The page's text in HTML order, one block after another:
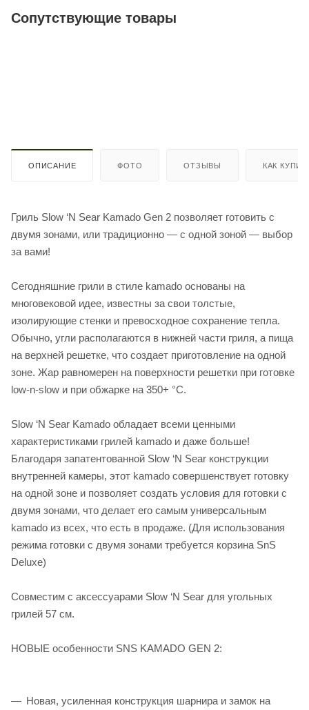
Сопутствующие товары
ОПИСАНИЕ ФОТО ОТЗЫВЫ КАК
Гриль Slow ‘N Sear Kamado Gen 2 позволяет готовить с
двумя зонами, или традиционно — с одной зоной — выбор
за вами!
Сегодняшние грили в стиле kamado основаны на
многовековой идее, известны за свои толстые,
изолирующие стенки и превосходное сохранение тепла.
Обычно, угли располагаются в нижней части гриля, а пища
на верхней решетке, что создает приготовление на одной
зоне. Жар равномерен на поверхности решетки при готовке
low-n-slow и при обжарке на 350+ °С.
Slow ‘N Sear Kamado обладает всеми ценными
характеристиками грилей kamado и даже больше!
Благодаря запатентованной Slow ‘N Sear конструкции
внутренней камеры, этот kamado совершенствует готовку
на одной зоне и позволяет создать условия для готовки с
двумя зонами, что делает его самым универсальным
kamado из всех, что есть в продаже. (Для использования
режима готовки с двумя зонами требуется корзина SnS
Deluxe)
Совместим с аксессуарами Slow ‘N Sear для угольных
грилей 57 см.
НОВЫЕ особенности SNS KAMADO GEN 2:
Новая, усиленная конструкция шарнира и замок на